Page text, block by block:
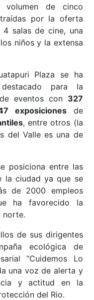
volumen de cinco
por la oferta
salas de cine, una
niños y la extensa
Plaza se ha
para la
eventos con 327
exposicionesde
, entre otros (la
del Valle es una de
posiciona entre las
la ciudad ya que se
de 2000 empleos
ha favorecido la
norte.
de sus dirigentes
ecológica de
“Cuidemos Lo
una voz de alerta y
y actitud en la
del Rio.